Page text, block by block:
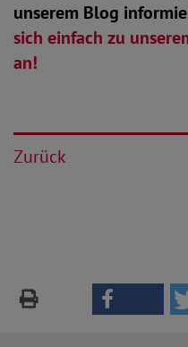
unserem Blog
sich einfach zu
an!
Zurück